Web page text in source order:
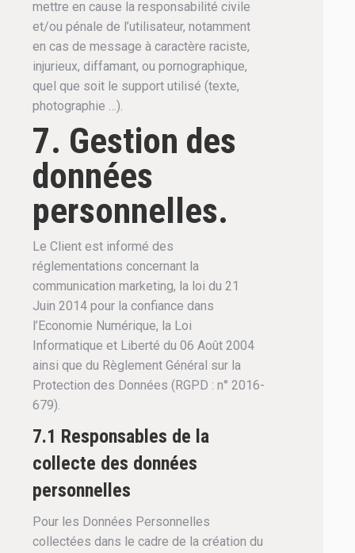
mettre en cause la responsabilité civile
et/ou pénale de l’utilisateur, notamment
en cas de message à caractère raciste,
injurieux, diffamant, ou pornographique,
quel que soit le support utilisé (texte,
photographie …).
7. Gestion des
données
personnelles.
Le Client est informé des
réglementations concernant la
communication marketing, la loi du 21
Juin 2014 pour la confiance dans
l’Economie Numérique, la Loi
Informatique et Liberté du 06 Août 2004
ainsi que du Règlement Général sur la
Protection des Données (RGPD : n° 2016-
679).
7.1 Responsables de la
collecte des données
personnelles
Pour les Données Personnelles
collectées dans le cadre de la création du